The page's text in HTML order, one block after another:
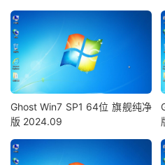
Ghost Win7 SP1 64位 旗舰纯净
版 2024.09